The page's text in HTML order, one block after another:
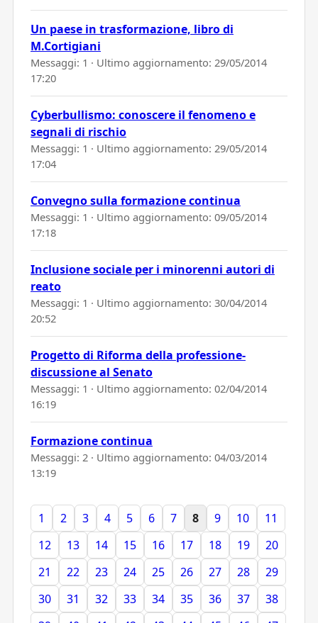
Un paese in trasformazione, libro di
M.Cortigiani
Messaggi: 1 · Ultimo aggiornamento: 29/05/2014
17:20
Cyberbullismo: conoscere il fenomeno e
segnali di rischio
Messaggi: 1 · Ultimo aggiornamento: 29/05/2014
17:04
Convegno sulla formazione continua
Messaggi: 1 · Ultimo aggiornamento: 09/05/2014
17:18
Inclusione sociale per i minorenni autori di
reato
Messaggi: 1 · Ultimo aggiornamento: 30/04/2014
20:52
Progetto di Riforma della professione-
discussione al Senato
Messaggi: 1 · Ultimo aggiornamento: 02/04/2014
16:19
Formazione continua
Messaggi: 2 · Ultimo aggiornamento: 04/03/2014
13:19
1 2 3 4 5 6 7 8 9 10
11
12
13 14 15 16 17 18 19
20
21
22 23 24 25 26 27 28
29
30
31 32 33 34 35 36 37
38